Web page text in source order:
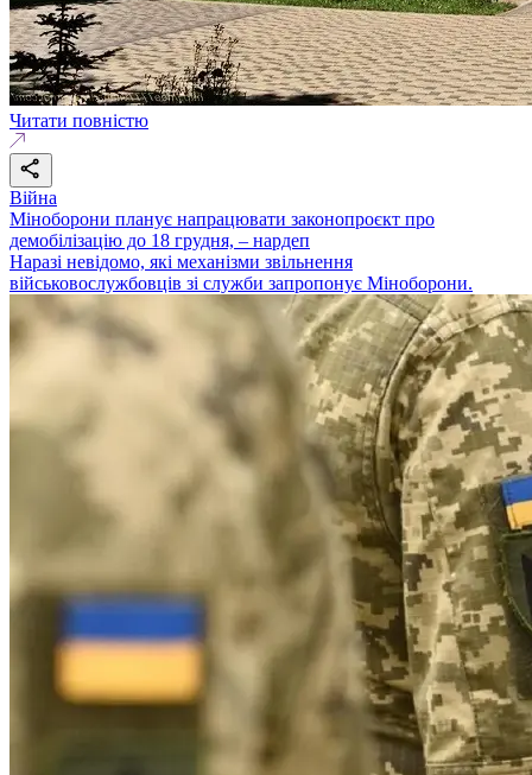
Читати повністю
Війна
Міноборони планує напрацювати законопроєкт про
демобілізацію до 18 грудня, – нардеп
Наразі невідомо, які механізми звільнення
військовослужбовців зі служби запропонує Міноборони.